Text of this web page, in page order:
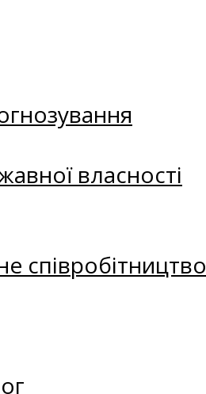
власності
співробітництво